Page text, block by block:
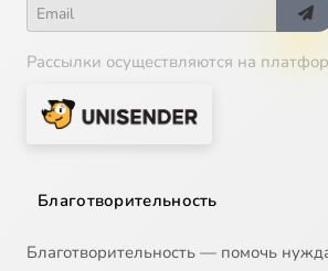
Рассылки осуществляются на
Благотворительность
Благотворительность — помочь